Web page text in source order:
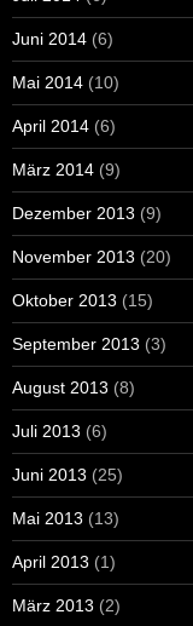
Juni 2014 (6)
Mai 2014 (10)
April 2014 (6)
März 2014 (9)
Dezember 2013 (9)
November 2013 (20)
Oktober 2013 (15)
September 2013 (3)
August 2013 (8)
Juli 2013 (6)
Juni 2013 (25)
Mai 2013 (13)
April 2013 (1)
März 2013 (2)